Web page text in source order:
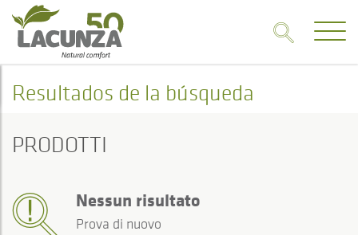
Resultados de la búsqueda
PRODOTTI
Nessun risultato
Prova di nuovo